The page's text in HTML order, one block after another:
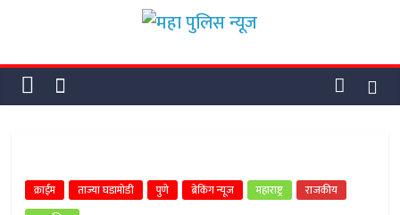
content
महा
पुलिस
महा
पुलिस
क्राईम ताज्या घडामोडी पुणे ब्रेकिंग न्यूज महाराष्ट्र
राजकीय